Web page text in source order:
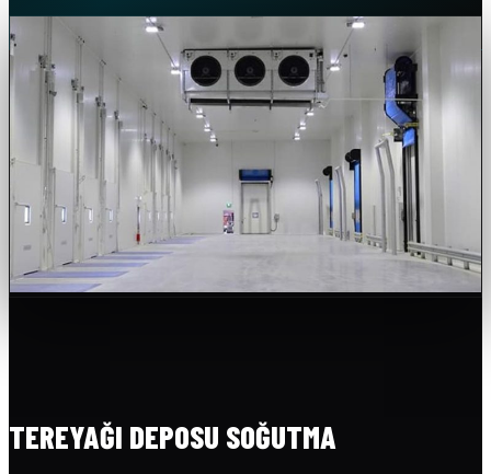
TEREYAĞI DEPOSU SOĞUTMA